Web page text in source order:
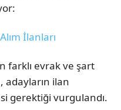
İlanları
farklı evrak ve şart
ilan
gerektiği vurgulandı.